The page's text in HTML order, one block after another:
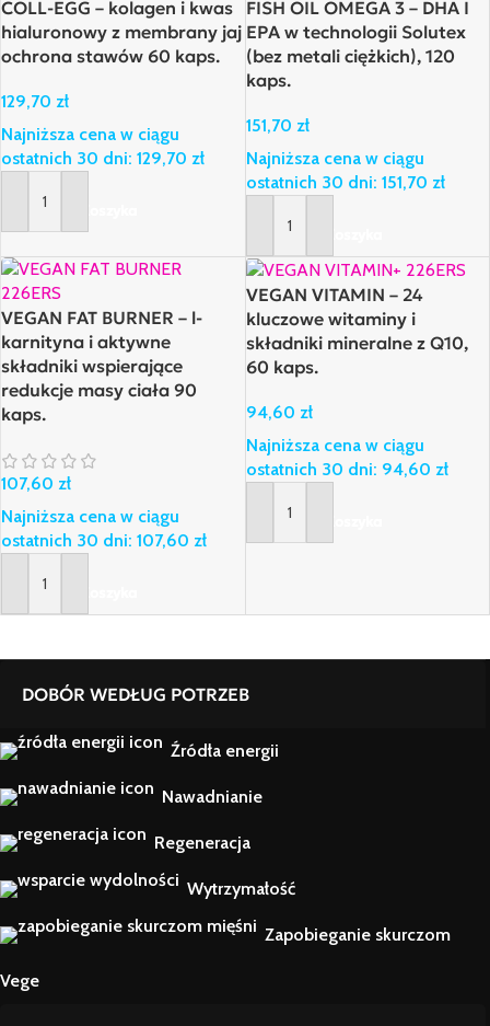
COLL-EGG – kolagen i kwas
hialuronowy z membrany jaj
ochrona stawów 60 kaps.
129,70 zł
Najniższa cena w ciągu
ostatnich 30 dni: 129,70 zł
Dodaj Do Koszyka
FISH OIL OMEGA 3 – DHA I
EPA w technologii Solutex
(bez metali ciężkich), 120
kaps.
151,70 zł
Najniższa cena w ciągu
ostatnich 30 dni: 151,70 zł
Dodaj Do Koszyka
VEGAN FAT BURNER – l-
karnityna i aktywne
składniki wspierające
redukcje masy ciała 90
kaps.
107,60 zł
Najniższa cena w ciągu
ostatnich 30 dni: 107,60 zł
Dodaj Do Koszyka
VEGAN VITAMIN – 24
kluczowe witaminy i
składniki mineralne z Q10,
60 kaps.
94,60 zł
Najniższa cena w ciągu
ostatnich 30 dni: 94,60 zł
Dodaj Do Koszyka
DOBÓR WEDŁUG POTRZEB
Źródła energii
Nawadnianie
Regeneracja
Wytrzymałość
Zapobieganie skurczom
Vege